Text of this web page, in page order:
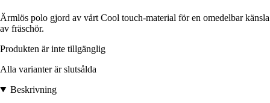
Ärmlös polo gjord av vårt Cool touch-material för en omedelbar känsla
av fräschör.
Produkten är inte tillgänglig
Alla varianter är slutsålda
Beskrivning